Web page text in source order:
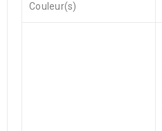
Couleur(s)